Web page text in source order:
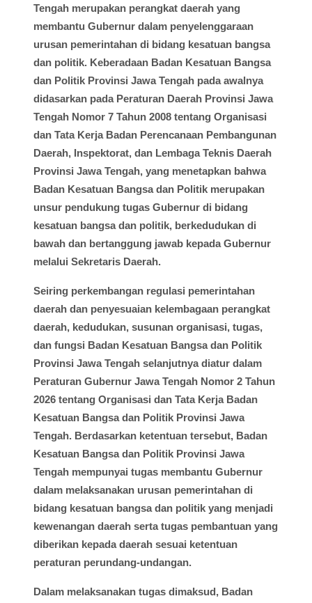
Tengah merupakan perangkat daerah yang
membantu Gubernur dalam penyelenggaraan
urusan pemerintahan di bidang kesatuan bangsa
dan politik. Keberadaan Badan Kesatuan Bangsa
dan Politik Provinsi Jawa Tengah pada awalnya
didasarkan pada Peraturan Daerah Provinsi Jawa
Tengah Nomor 7 Tahun 2008 tentang Organisasi
dan Tata Kerja Badan Perencanaan Pembangunan
Daerah, Inspektorat, dan Lembaga Teknis Daerah
Provinsi Jawa Tengah, yang menetapkan bahwa
Badan Kesatuan Bangsa dan Politik merupakan
unsur pendukung tugas Gubernur di bidang
kesatuan bangsa dan politik, berkedudukan di
bawah dan bertanggung jawab kepada Gubernur
melalui Sekretaris Daerah.
Seiring perkembangan regulasi pemerintahan
daerah dan penyesuaian kelembagaan perangkat
daerah, kedudukan, susunan organisasi, tugas,
dan fungsi Badan Kesatuan Bangsa dan Politik
Provinsi Jawa Tengah selanjutnya diatur dalam
Peraturan Gubernur Jawa Tengah Nomor 2 Tahun
2026 tentang Organisasi dan Tata Kerja Badan
Kesatuan Bangsa dan Politik Provinsi Jawa
Tengah. Berdasarkan ketentuan tersebut, Badan
Kesatuan Bangsa dan Politik Provinsi Jawa
Tengah mempunyai tugas membantu Gubernur
dalam melaksanakan urusan pemerintahan di
bidang kesatuan bangsa dan politik yang menjadi
kewenangan daerah serta tugas pembantuan yang
diberikan kepada daerah sesuai ketentuan
peraturan perundang-undangan.
Dalam melaksanakan tugas dimaksud, Badan